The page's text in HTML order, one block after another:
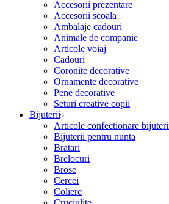
Accesorii prezentare
Accesorii scoala
Ambalaje cadouri
Animale de companie
Articole voiaj
Cadouri
Coronite decorative
Ornamente decorative
Pene decorative
Seturi creative copii
Bijuterii
Articole confectionare
Bijuterii pentru nunta
Bratari
Brelocuri
Brose
Cercei
Coliere